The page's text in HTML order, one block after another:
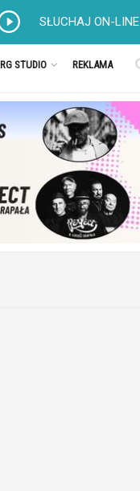
SŁUCHAJ ON-LINE
RG STUDIO REKLAMA